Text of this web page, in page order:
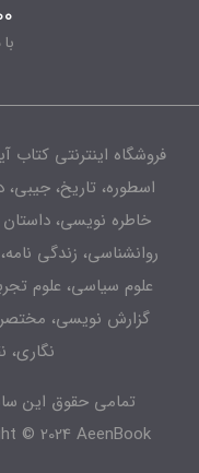
فروشگاه اینترنتی کتاب
اسطوره، تاریخ، جیبی،
خاطره نویسی، داستان
روانشناسی، زندگی
علوم سیاسی، علوم
گزارش نویسی، مختصر
نگاری،
تمامی حقوق این
© 2024 AeenBook |